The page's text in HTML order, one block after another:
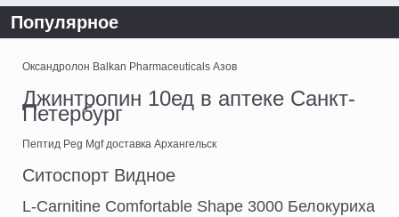
Популярное
Оксандролон Balkan Pharmaceuticals Азов
Джинтропин 10ед в аптеке Санкт-
Петербург
Пептид Peg Mgf доставка Архангельск
Ситоспорт Видное
L-Carnitine Comfortable Shape 3000 Белокуриха